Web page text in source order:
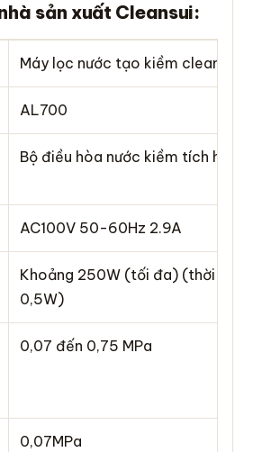
sản xuất Cleansui:
Máy lọc nước tạo kiềm cleansui
AL700
Bộ điều hòa nước kiềm tích hợp
AC100V 50-60Hz 2.9A
Khoảng 250W (tối đa) (thời gian
0,5W)
0,07 đến 0,75 MPa
0,07MPa